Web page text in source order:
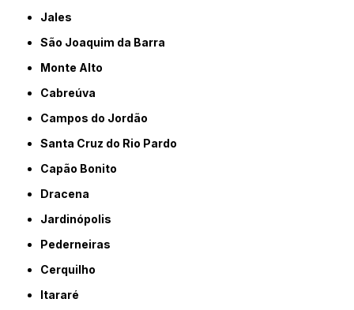
Jales
São Joaquim da Barra
Monte Alto
Cabreúva
Campos do Jordão
Santa Cruz do Rio Pardo
Capão Bonito
Dracena
Jardinópolis
Pederneiras
Cerquilho
Itararé